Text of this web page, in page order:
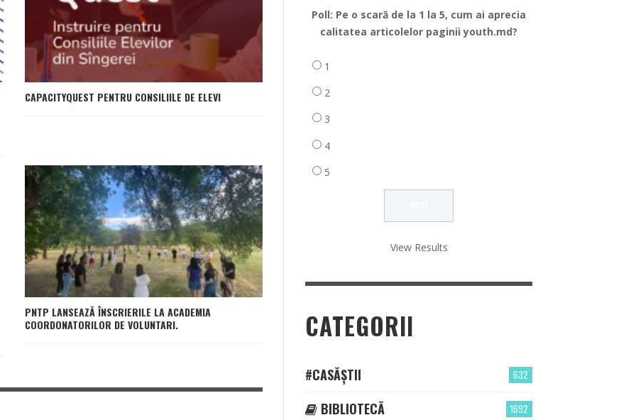
CAPACITYQUEST PENTRU CONSILIILE DE ELEVI
PNTP LANSEAZĂ ÎNSCRIERILE LA ACADEMIA
COORDONATORILOR DE VOLUNTARI.
Poll: Pe o scară de la 1 la 5, cum ai aprecia
calitatea articolelor paginii youth.md?
1
2
3
4
5
View Results
CATEGORII
632
#CASĂȘTII
1692
BIBLIOTECĂ